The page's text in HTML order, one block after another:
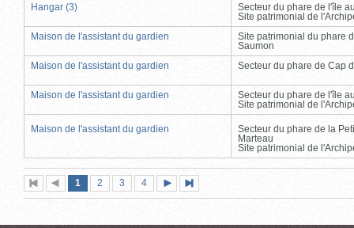
Hangar (3)
Secteur du phare de l'île
Site patrimonial de
Maison de l'assistant du gardien
Site patrimonial du phare
Saumon
Maison de l'assistant du gardien
Secteur du phare de Cap
Maison de l'assistant du gardien
Secteur du phare de l'île
Site patrimonial de
Maison de l'assistant du gardien
Secteur du phare de la
Marteau
Site patrimonial de
Première
page
Page
précédente
Page
1 (page
actuelle)
Page
2 Page
3 Page
4
suivante
page